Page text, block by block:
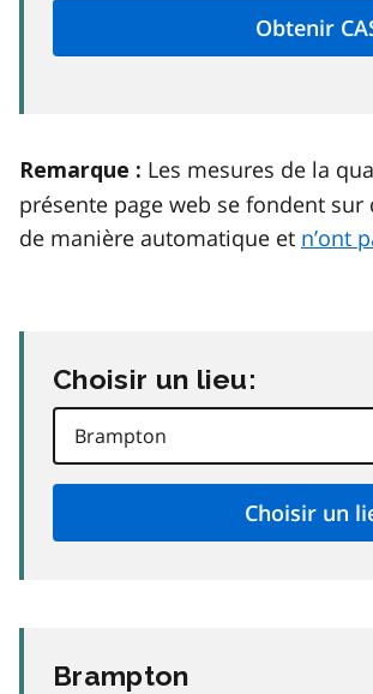
Remarque : Les mesures de la
présente page web se fondent sur
de manière automatique et n’ont
Choisir un lieu:
Brampton